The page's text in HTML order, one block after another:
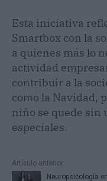
Esta iniciativa
Smartbox con la
a quienes más lo
actividad
contribuir a la
como la Navidad,
niño se quede sin
especiales.
Artículo anterior
Neuropsicología en